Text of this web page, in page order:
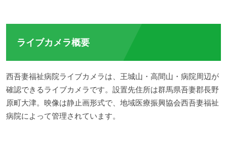
ライブカメラ概要
西吾妻福祉病院ライブカメラは、王城山・高間山・病院周辺が
確認できるライブカメラです。設置先住所は群馬県吾妻郡長野
原町大津。映像は静止画形式で、地域医療振興協会西吾妻福祉
病院によって管理されています。